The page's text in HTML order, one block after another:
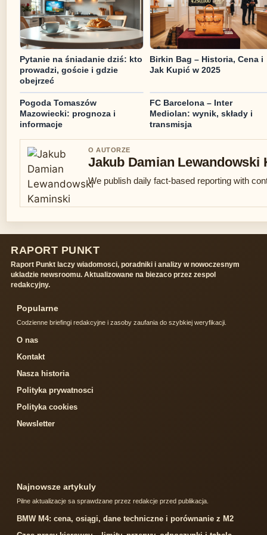
Pytanie na śniadanie dziś: kto
prowadzi, goście i gdzie
obejrzeć
Birkin Bag – Historia, Cena i
Jak Kupić w 2025
Pogoda Tomaszów
Mazowiecki: prognoza i
informacje
FC Barcelona – Inter
Mediolan: wynik, składy i
transmisja
O AUTORZE
Jakub Damian Lewandowski
We publish daily fact-based reporting with
RAPORT PUNKT
Raport Punkt laczy wiadomosci, poradniki i analizy w nowoczesnym
ukladzie newsroomu. Aktualizowane na biezaco przez zespol
redakcyjny.
Popularne
Codzienne briefingi redakcyjne i zasoby zaufania do szybkiej weryfikacji.
O nas
Kontakt
Nasza historia
Polityka prywatnosci
Polityka cookies
Newsletter
Najnowsze artykuly
Pilne aktualizacje sa sprawdzane przez redakcje przed publikacja.
BMW M4: cena, osiągi, dane techniczne i porównanie z M2